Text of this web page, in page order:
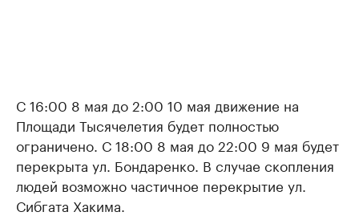
С 16:00 8 мая до 2:00 10 мая движение на
Площади Тысячелетия будет полностью
ограничено. С 18:00 8 мая до 22:00 9 мая будет
перекрыта ул. Бондаренко. В случае скопления
людей возможно частичное перекрытие ул.
Сибгата Хакима.